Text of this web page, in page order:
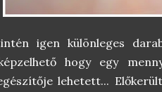
igen különleges
hogy egy
lehetett...